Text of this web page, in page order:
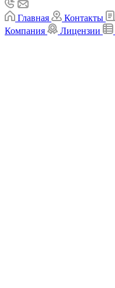
Главная Контакты
Компания
Лицензии